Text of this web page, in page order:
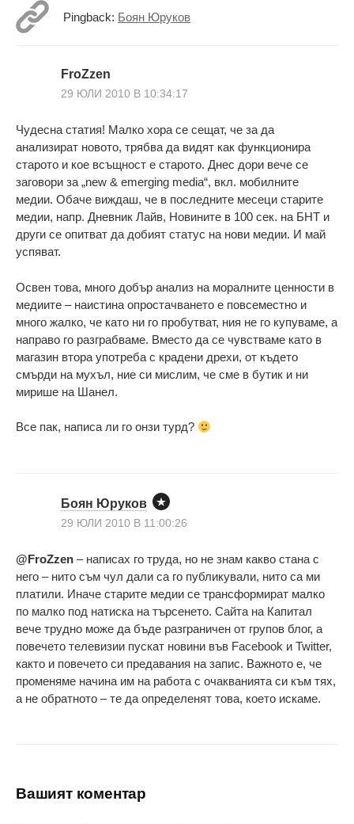
Pingback: Боян Юруков
FroZzen
29 ЮЛИ 2010 В 10:34:17
Чудесна статия! Малко хора се сещат, че за да
анализират новото, трябва да видят как функционира
старото и кое всъщност е старото. Днес дори вече се
заговори за „new & emerging media“, вкл. мобилните
медии. Обаче виждаш, че в последните месеци старите
медии, напр. Дневник Лайв, Новините в 100 сек. на БНТ и
други се опитват да добият статус на нови медии. И май
успяват.
Освен това, много добър анализ на моралните ценности в
медиите – наистина опростачването е повсеместно и
много жалко, че като ни го пробутват, ния не го купуваме, а
направо го разграбваме. Вместо да се чувстваме като в
магазин втора употреба с крадени дрехи, от където
смърди на мухъл, ние си мислим, че сме в бутик и ни
мирише на Шанел.
Все пак, написа ли го онзи турд?
Боян Юруков
29 ЮЛИ 2010 В 11:00:26
@FroZzen – написах го труда, но не знам какво стана с
него – нито съм чул дали са го публикували, нито са ми
платили. Иначе старите медии се трансформират малко
по малко под натиска на търсенето. Сайта на Капитал
вече трудно може да бъде разграничен от групов блог, а
повечето телевизии пускат новини във Facebook и Twitter,
както и повечето си предавания на запис. Важното е, че
променяме начина им на работа с очакванията си към тях,
а не обратното – те да определенят това, което искаме.
Вашият коментар